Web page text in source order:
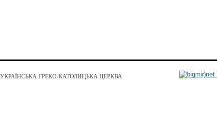
УКРАЇНСЬКА ГРЕКО-КАТОЛИЦЬКА ЦЕРКВА